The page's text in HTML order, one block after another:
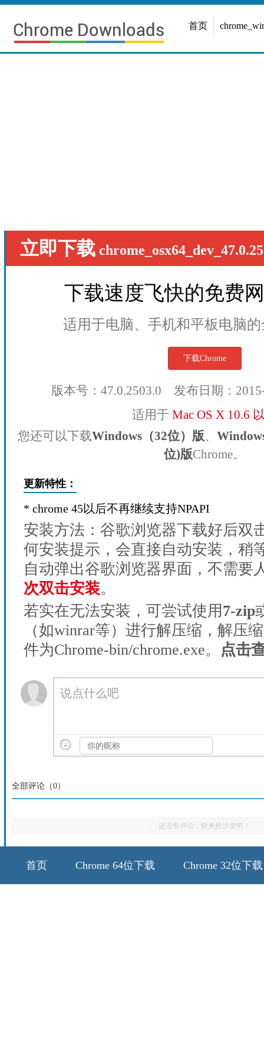
首页
立即下载
下载速度飞快的免费
适用于电脑、手机和平板电脑
下载Chrome
版本号：47.0.2503.0 发布日期：
适用于 Mac OS X 10.6
您还可以下载Windows（32位）版、
位)版Chrome。
更新特性：
* chrome 45以后不再继续支持NPAPI
安装方法：谷歌浏览器下载好后双
何安装提示，会直接自动安装，稍
自动弹出谷歌浏览器界面，不需要
次双击安装。
若实在无法安装，可尝试使用7-zip
（如winrar等）进行解压缩，解压
件为Chrome-bin/chrome.exe。
点击
说点什么吧
全部评论（0）
还没有评论，快来抢沙发吧！
首页 Chrome 64位下载 Chrome 32位下载